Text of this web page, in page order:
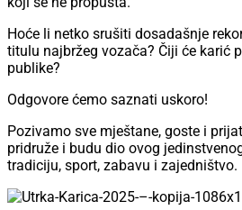
Hoće li netko srušiti dosadašnje
titulu najbržeg vozača? Čiji će karić
publike?
Odgovore ćemo saznati uskoro!
Pozivamo sve mještane, goste i
pridruže i budu dio ovog
tradiciju, sport, zabavu i zajedništvo.